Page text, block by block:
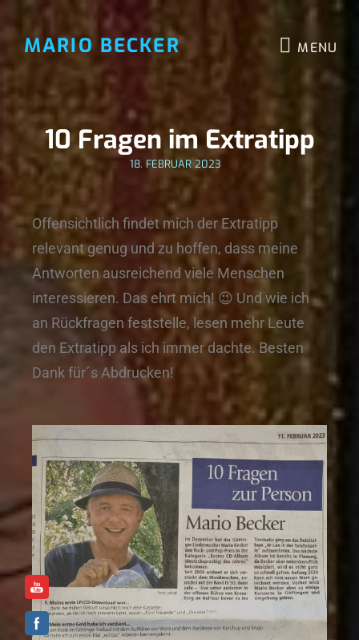
MARIO BECKER MENU
10 Fragen im Extratipp
18. FEBRUAR 2023
Offensichtlich findet mich der Extratipp
relevant genug und zu hoffen, dass meine
Antworten ausreichend viele Menschen
interessieren. Das ehrt mich! 😉 Und wie ich
an Rückfragen feststelle, lesen mehr Leute
den Extratipp als ich immer dachte. Besten
Dank für´s Abdrucken!